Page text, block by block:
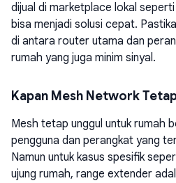
dijual di marketplace lokal
bisa menjadi solusi cepat.
di antara router utama dan
rumah yang juga minim sinyal.
Kapan Mesh Network
Mesh tetap unggul untuk rumah
pengguna dan perangkat yang
Namun untuk kasus spesifik
ujung rumah, range extender